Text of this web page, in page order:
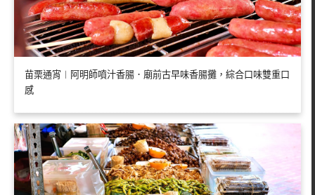
苗栗通宵︱阿明師噴汁香腸．廟前古早味香腸攤，綜合口味雙重口
感